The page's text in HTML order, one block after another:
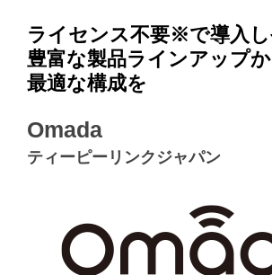
ライセンス不要※で導入
豊富な製品ラインアップ
最適な構成を
Omada
ティーピーリンクジャパン